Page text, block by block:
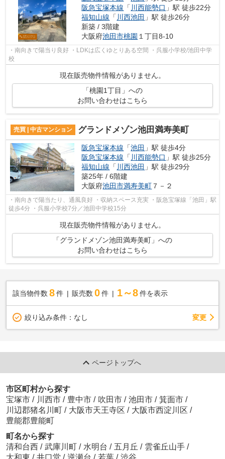
阪急宝塚本線 「 川西能勢口 」駅 徒歩22分
福知山線 「 川西池田 」駅 徒歩26分
新築 / 3階建
大阪府池田市桃園 １丁目8-10
・南向きで陽当り良好 ・LDKは広くゆとりある空間 ・呉服小学校/池田中学
校
現在販売物件情報がありません。
「桃園1丁目」への
お問い合わせはこちら
売買 | 中古マンション グランドメゾン池田満寿美町
阪急宝塚本線 「池田 」駅 徒歩4分
阪急宝塚本線 「 川西能勢口 」駅 徒歩25分
福知山線 「 川西池田 」駅 徒歩29分
築25年 / 6階建
大阪府池田市満寿美町 ７－２
・南向きで陽当たり、通風良好 ・収納スペース充実 ・阪急宝塚線「池田」駅
徒歩4分 ・呉服小学校7分／池田中学校15分
現在販売物件情報がありません。
「グランドメゾン池田満寿美町」への
お問い合わせはこちら
該当物件数 8件 販売数 0 件 1～8 件を表示
絞り込み条件： なし 変更
ページトップへ
市区町村から探す
宝塚市 / 川西市 / 豊中市 / 吹田市 / 池田市 / 箕面市 /
川辺郡猪名川町 / 大阪市天王寺区 / 大阪市西淀川区 /
豊能郡豊能町
町名から探す
清和台西 / 武庫川町 / 水明台 / 五月丘 / 雲雀丘山手 /
大和東 / 井口堂 / 逆瀬台 / 若葉 / 渋谷